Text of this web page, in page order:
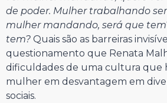
de poder. Mulher trabalhando
mulher mandando, será que
tem? Quais são as barreiras
questionamento que Renata
dificuldades de uma cultura que
mulher em desvantagem em
sociais.